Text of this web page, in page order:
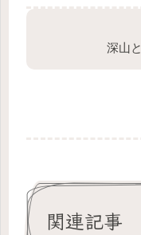
深山
関連記事